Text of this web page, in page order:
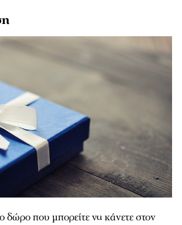
δώρο που μπορείτε να κάνετε στον